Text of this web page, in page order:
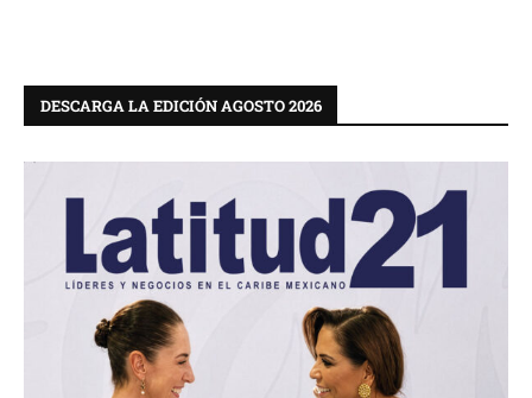
DESCARGA LA EDICIÓN AGOSTO 2026